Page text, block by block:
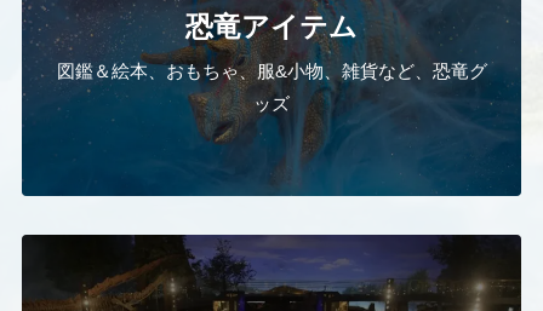
恐竜アイテム
図鑑＆絵本、おもちゃ、服&小物、雑貨など、恐竜グ
ッズ